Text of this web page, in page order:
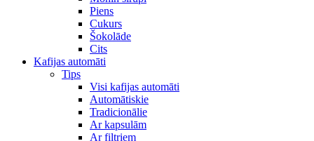
Piens
Cukurs
Šokolāde
Cits
Kafijas automāti
Tips
Visi kafijas automāti
Automātiskie
Tradicionālie
Ar kapsulām
Ar filtriem